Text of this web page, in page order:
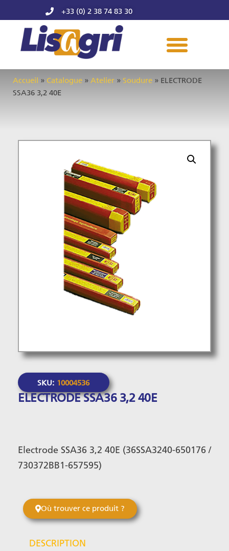
+33 (0) 2 38 74 83 30
Accueil » Catalogue » Atelier » Soudure » ELECTRODE
SSA36 3,2 40E
SKU: 10004536
ELECTRODE SSA36 3,2 40E
Electrode SSA36 3,2 40E (36SSA3240-650176 /
730372BB1-657595)
Où trouver ce produit ?
DESCRIPTION